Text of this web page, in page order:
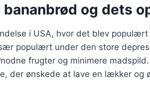
og dets
i USA, hvor det blev
populært under den store
frugter og minimere
der ønskede at lave en lækker og